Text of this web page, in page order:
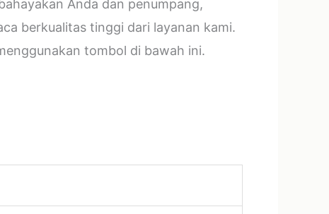
Anda dan penumpang,
berkualitas tinggi dari layanan kami.
tombol di bawah ini.